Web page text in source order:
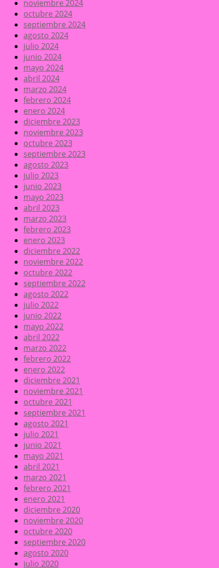
noviembre 2024
octubre 2024
septiembre 2024
agosto 2024
julio 2024
junio 2024
mayo 2024
abril 2024
marzo 2024
febrero 2024
enero 2024
diciembre 2023
noviembre 2023
octubre 2023
septiembre 2023
agosto 2023
julio 2023
junio 2023
mayo 2023
abril 2023
marzo 2023
febrero 2023
enero 2023
diciembre 2022
noviembre 2022
octubre 2022
septiembre 2022
agosto 2022
julio 2022
junio 2022
mayo 2022
abril 2022
marzo 2022
febrero 2022
enero 2022
diciembre 2021
noviembre 2021
octubre 2021
septiembre 2021
agosto 2021
julio 2021
junio 2021
mayo 2021
abril 2021
marzo 2021
febrero 2021
enero 2021
diciembre 2020
noviembre 2020
octubre 2020
septiembre 2020
agosto 2020
julio 2020